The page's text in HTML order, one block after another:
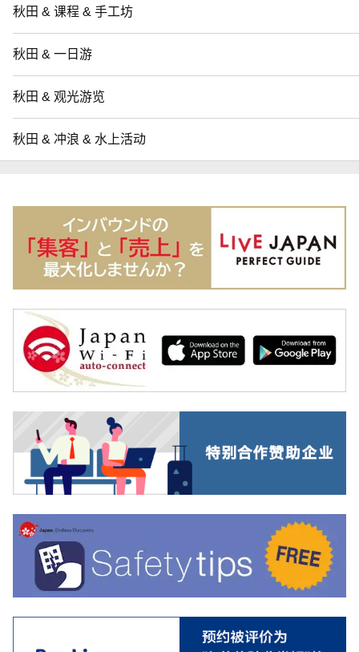
秋田 & 课程 & 手工坊
秋田 & 一日游
秋田 & 观光游览
秋田 & 冲浪 & 水上活动